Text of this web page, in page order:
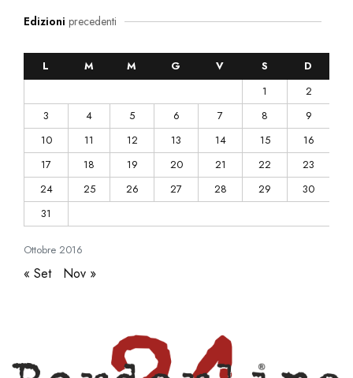
Edizioni precedenti
Ottobre 2016
L M M G V S
D
1
2
3
4 5 6 7 8
9
10
11 12 13 14 15
16
17
18 19 20 21 22
23
24
25 26 27 28 29
30
31
« Set Nov »